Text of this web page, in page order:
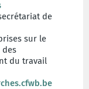
de
sur le
des
du travail